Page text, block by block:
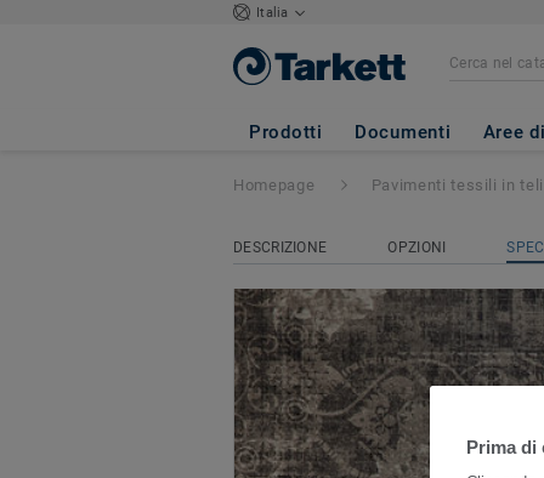
Italia
Prodotti Documenti Aree
Vintage - Vintage
Homepage Pavimenti tessili in teli
DESCRIZIONE OPZIONI
Prima di